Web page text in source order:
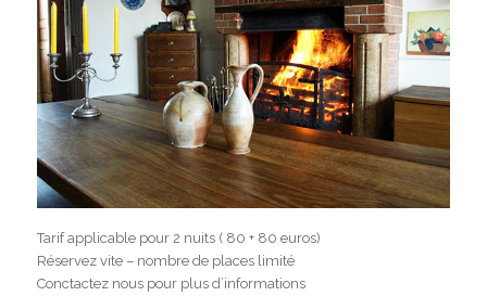
Tarif applicable pour 2 nuits ( 80 + 80 euros)
Réservez vite – nombre de places limité
Conctactez nous pour plus d’informations